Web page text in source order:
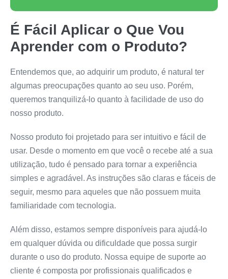
É Fácil Aplicar o Que Vou
Aprender com o Produto?
Entendemos que, ao adquirir um produto, é natural ter
algumas preocupações quanto ao seu uso. Porém,
queremos tranquilizá-lo quanto à facilidade de uso do
nosso produto.
Nosso produto foi projetado para ser intuitivo e fácil de
usar. Desde o momento em que você o recebe até a sua
utilização, tudo é pensado para tornar a experiência
simples e agradável. As instruções são claras e fáceis de
seguir, mesmo para aqueles que não possuem muita
familiaridade com tecnologia.
Além disso, estamos sempre disponíveis para ajudá-lo
em qualquer dúvida ou dificuldade que possa surgir
durante o uso do produto. Nossa equipe de suporte ao
cliente é composta por profissionais qualificados e